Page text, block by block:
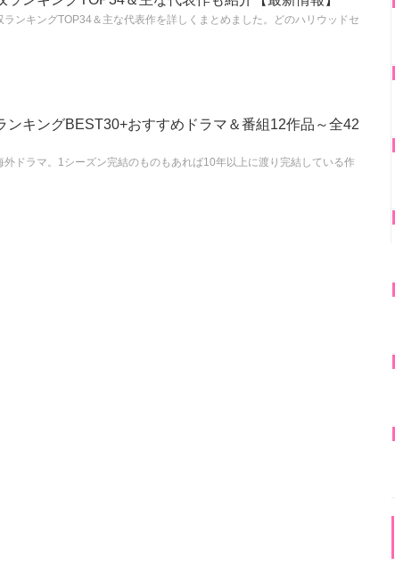
ンキングTOP34＆主な代表作を詳しくまとめました。どのハリウッドセ
ンキングBEST30+おすすめドラマ＆番組12作品～全42
ドラマ。1シーズン完結のものもあれば10年以上に渡り完結している作